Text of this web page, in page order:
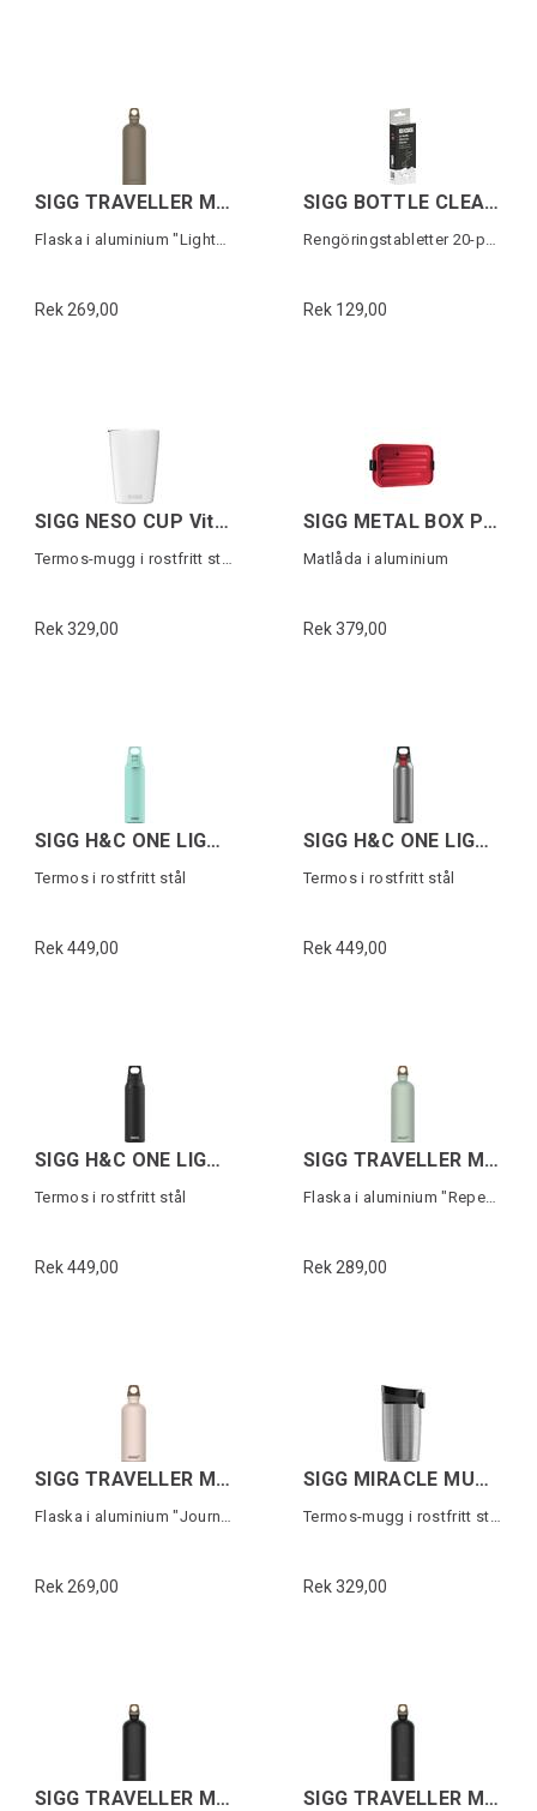
SIGG TRAVELLER MYPLANET Brons 0,6L
Rek 269,00
SIGG BOTTLE CLEANING TABLETS
Rek 129,00
SIGG NESO CUP Vit 0,3 L
Rek 329,00
SIGG METAL BOX PLUS S Röd
Matlåda i aluminium
Rek 379,00
SIGG H&C ONE LIGHT Mintgrön 0,55 L
Termos i rostfritt stål
Rek 449,00
SIGG H&C ONE LIGHT Grå 0,55 L
Termos i rostfritt stål
Rek 449,00
SIGG H&C ONE LIGHT Svart 0,55 L
Termos i rostfritt stål
Rek 449,00
SIGG TRAVELLER MYPLANET Grön 1L
Flaska i aluminium "Repeat Plain"
Rek 289,00
SIGG TRAVELLER MYPLANET Rosa 0,6L
Rek 269,00
SIGG MIRACLE MUG Grå 0,27L
Rek 329,00
SIGG TRAVELLER MYPLANET Svart 0,6L SIGG TRAVELLER MYPLANET Svart 1L